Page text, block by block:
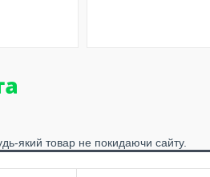
який товар не покидаючи сайту.